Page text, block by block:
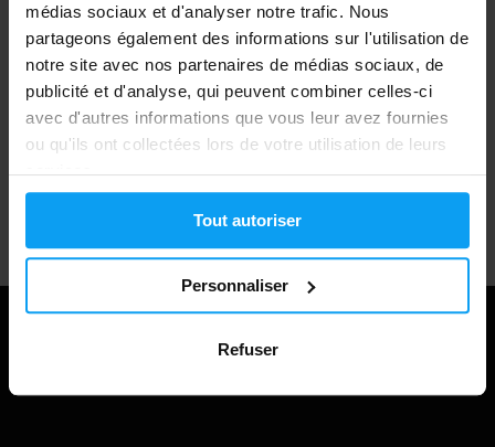
médias sociaux et d'analyser notre trafic. Nous
partageons également des informations sur l'utilisation de
notre site avec nos partenaires de médias sociaux, de
publicité et d'analyse, qui peuvent combiner celles-ci
avec d'autres informations que vous leur avez fournies
ou qu'ils ont collectées lors de votre utilisation de leurs
services.
Tout autoriser
Personnaliser
Refuser
Plus de 3000 produits en stock
1.000.000+ clients